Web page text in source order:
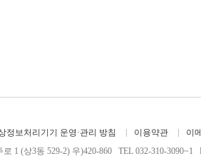
정보처리기기 운영·관리 방침 이용약관
이
1 (상3동 529-2) 우)420-860 TEL 032-310-3090~1